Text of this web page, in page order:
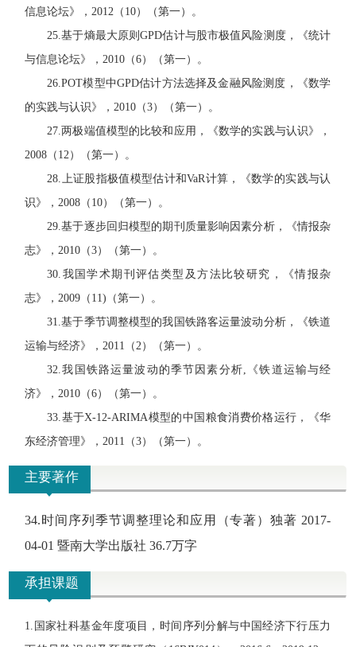
信息论坛》，2012 （ 10）（第一）。
25.基于熵最大原则GPD估计与股市极值风险测度，《统计
与信息论坛》，2010 （6）（第一）。
26.POT模型中GPD估计方法选择及金融风险测度，《数学
的实践与认识》，2010 （3）（第一）。
27.两极端值模型的比较和应用，《数学的实践与认识》，
2008 （ 12）（第一）。
28.上证股指极值模型估计和VaR计算，《数学的实践与认
识》，2008 （ 10）（第一）。
29.基于逐步回归模型的期刊质量影响因素分析，《情报杂
志》，2010 （3）（第一）。
30. 我国学术期刊评估类型及方法比较研究，《情报杂
志》，2009 （ 11) （第一）。
31.基于季节调整模型的我国铁路客运量波动分析，《铁道
运输与经济》，2011 （2）（第一）。
32.我国铁路运量波动的季节因素分析, 《铁道运输与经
济》，2010 （6）（第一）。
33.基于X-12-ARIMA模型的中国粮食消费价格运行，《华
东经济管理》，2011 （3）（第一）。
主要著作
34.时间序列季节调整理论和应用（专著）独著 2017-
04-01暨南大学出版社 36.7万字
承担课题
1.国家社科基金年度项目，时间序列分解与中国经济下行压力